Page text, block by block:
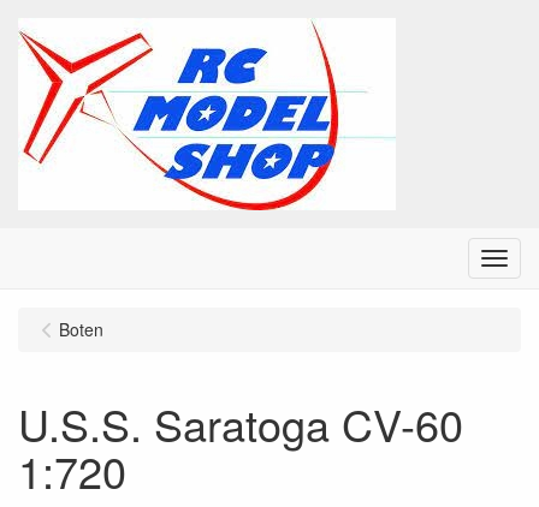
Menu
Boten
U.S.S. Saratoga CV-60
1:720